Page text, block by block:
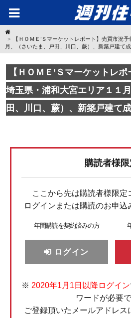
H
o
e
【ＨＯＭＥ’Ｓマーケットレポート】売買市況
月、（さいたま、戸田、川口、蕨）、新築戸建て
【ＨＯＭＥ’Ｓマーケットレ
埼玉県・浦和大宮エリア１１
田、川口、蕨）、新築戸建て
購読者様限
ここから先は購読者様限定
ログインまたは購読のお申込
年間購読を契約済みの方
ログイン
※ 2020年1月1日以降ログイン
ワードが必要で
ご登録頂いたメールアドレス